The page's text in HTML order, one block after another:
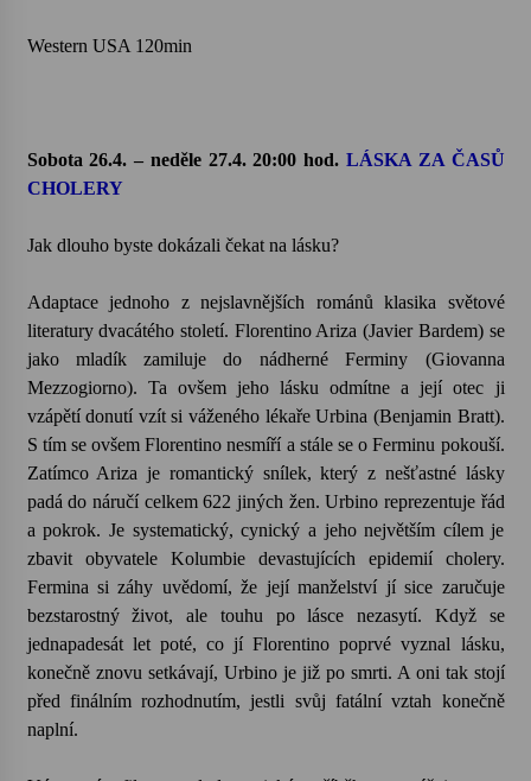
Western USA 120min
Sobota 26.4. – neděle 27.4. 20:00 hod. LÁSKA ZA ČASŮ
CHOLERY
Jak dlouho byste dokázali čekat na lásku?
Adaptace jednoho z nejslavnějších románů klasika světové
literatury dvacátého století. Florentino Ariza (Javier Bardem) se
jako mladík zamiluje do nádherné Ferminy (Giovanna
Mezzogiorno). Ta ovšem jeho lásku odmítne a její otec ji
vzápětí donutí vzít si váženého lékaře Urbina (Benjamin Bratt).
S tím se ovšem Florentino nesmíří a stále se o Ferminu pokouší.
Zatímco Ariza je romantický snílek, který z nešťastné lásky
padá do náručí celkem 622 jiných žen. Urbino reprezentuje řád
a pokrok. Je systematický, cynický a jeho největším cílem je
zbavit obyvatele Kolumbie devastujících epidemií cholery.
Fermina si záhy uvědomí, že její manželství jí sice zaručuje
bezstarostný život, ale touhu po lásce nezasytí. Když se
jednapadesát let poté, co jí Florentino poprvé vyznal lásku,
konečně znovu setkávají, Urbino je již po smrti. A oni tak stojí
před finálním rozhodnutím, jestli svůj fatální vztah konečně
naplní.